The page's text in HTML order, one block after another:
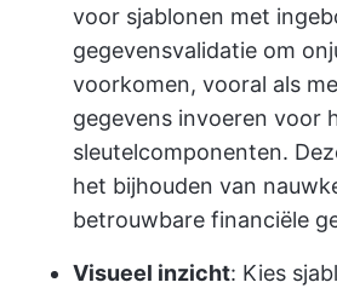
voor sjablonen met
gegevensvalidatie om
voorkomen, vooral als
gegevens invoeren voor
sleutelcomponenten.
het bijhouden van
betrouwbare financiële
Visueel inzicht: Kies